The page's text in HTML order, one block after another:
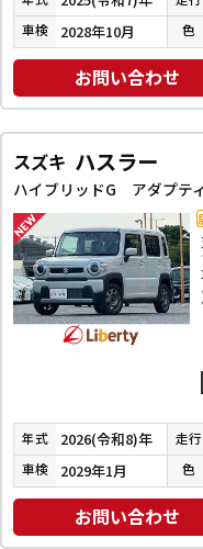
車検 2028年10月 色
お問い合わせ
スズキ ハスラー
年式 2026(令和8)年 走行
車検 2029年1月 色
お問い合わせ